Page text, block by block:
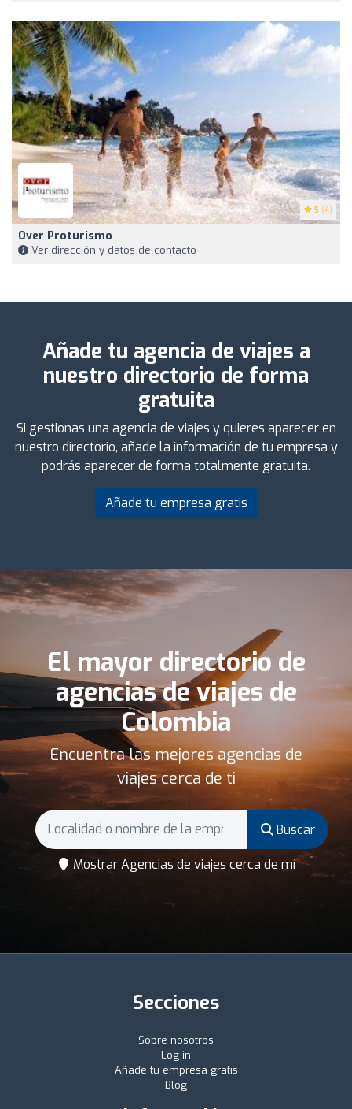
5 (4)
Over Proturismo
Ver dirección y datos de contacto
Añade tu agencia de viajes a
nuestro directorio de forma
gratuita
Si gestionas una agencia de viajes y quieres aparecer en
nuestro directorio, añade la información de tu empresa y
podrás aparecer de forma totalmente gratuita.
Añade tu empresa gratis
El mayor directorio de
agencias de viajes de
Colombia
Encuentra las mejores agencias de
viajes cerca de ti
Buscar
Mostrar Agencias de viajes cerca de mí
Secciones
Sobre nosotros
Log in
Añade tu empresa gratis
Blog